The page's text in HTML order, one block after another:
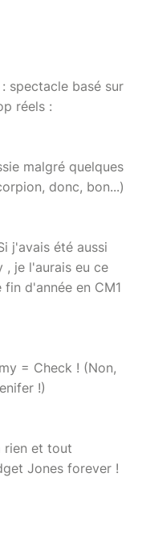
spectacle basé sur
réels :
malgré quelques
donc, bon...)
j'avais été aussi
, je l'aurais eu ce
d'année en CM1
= Check ! (Non,
!)
rien et tout
Jones forever !